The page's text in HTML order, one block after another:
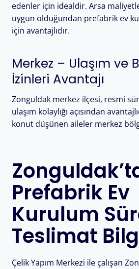
edenler için idealdir. Arsa
uygun olduğundan prefabrik ev
için avantajlıdır.
Merkez – Ulaşım ve
İzinleri Avantajı
Zonguldak merkez ilçesi, resmi
ulaşım kolaylığı açısından
konut düşünen aileler merkez
Prefabrik Ev
Kurulum
Teslimat
Çelik Yapım Merkezi ile çalışan